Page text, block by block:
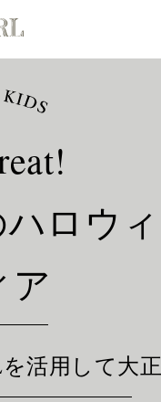
ロウ
ア
活用して大正